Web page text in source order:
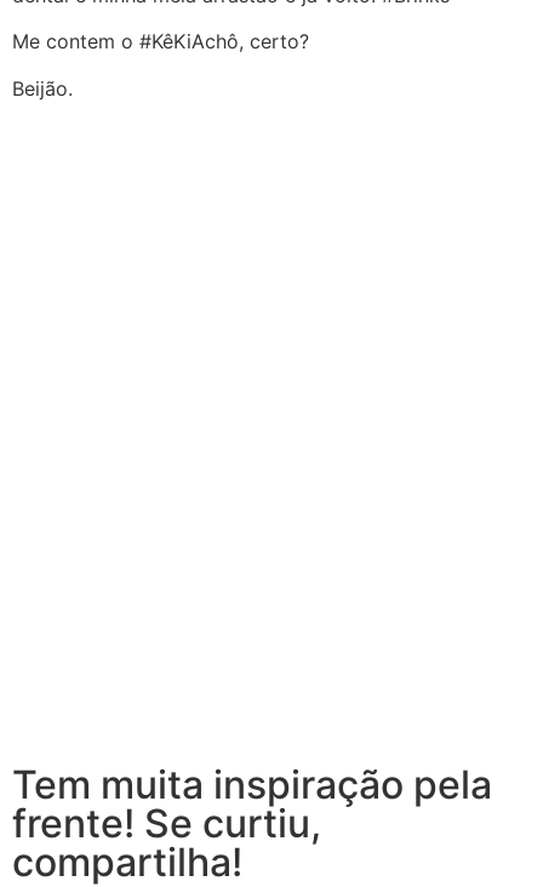
Me contem o #KêKiAchô, certo?
Beijão.
Tem muita inspiração pela
frente! Se curtiu,
compartilha!